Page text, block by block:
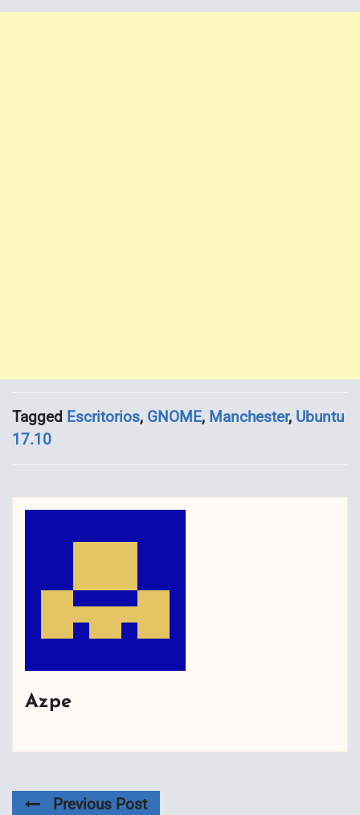
Tagged Escritorios, GNOME, Manchester, Ubuntu
17.10
Azpe
Previous Post